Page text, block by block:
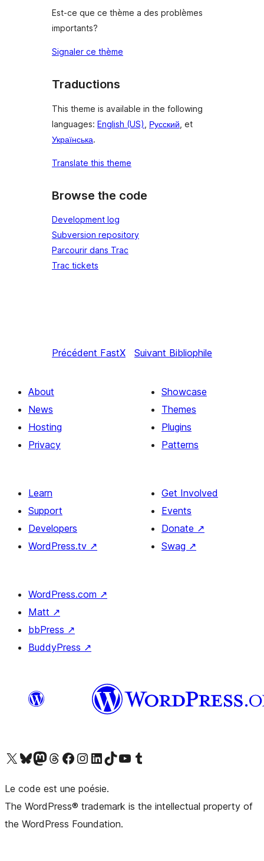
Est-ce que ce thème a des problèmes
importants?
Signaler ce thème
Traductions
This theme is available in the following
languages: English (US) Русский , et
Українська.
Translate this theme
Browse the code
Development log
Subversion repository
Parcourir dans Trac
Trac tickets
Précédent FastX Suivant Bibliophile
About
News
Hosting
Privacy
Showcase
Themes
Plugins
Patterns
Learn
Support
Developers
WordPress.tv ↗
Get Involved
Events
Donate ↗
Swag ↗
WordPress.com ↗
Matt ↗
bbPress ↗
BuddyPress ↗
Visit our X (formerly Twitter) account
Visitez notre compte Bluesky
Visit our Mastodon account
Visitez notre compte Threads
Visit our Facebook pageVisit our Instagram account
Visit our LinkedIn account
Visitez notre compte TikTok
Visit our YouTube channel
Visitez notre compte Tumblr
Le code est une poésie.
The WordPress® trademark is the intellectual property of
the WordPress Foundation.